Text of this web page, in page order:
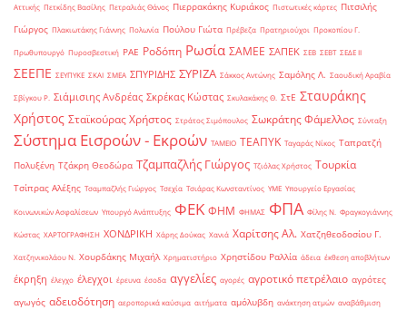
Αττικής Πετκίδης Βασίλης Πετραλιάς Θάνος Πιερρακάκης Κυριάκος Πιστωτικές κάρτες Πιτσιλής
Γιώργος Πλακιωτάκης Γιάννης Πολωνία Πούλου Γιώτα Πρέβεζα Πρατηριούχοι Προκοπίου Γ.
Πρωθυπουργό Πυροσβεστική ΡΑΕ Ροδόπη Ρωσία ΣΑΜΕΕ ΣΑΠΕΚ ΣΕΒ ΣΕΒΤ ΣΕΔΕ ΙΙ
ΣΕΕΠΕ ΣΕΥΠΥΚΕ ΣΚΑΙ ΣΜΕΑ ΣΠΥΡΙΔΗΣ ΣΥΡΙΖΑ Σάκκος Αντώνης Σαμόλης Λ. Σαουδική Αραβία
Σβίγκου Ρ. Σιάμισιης Ανδρέας Σκρέκας Κώστας Σκυλακάκης Θ. ΣτΕ Σταυράκης
Χρήστος Σταϊκούρας Χρήστος Στράτος Σιμόπουλος Σωκράτης Φάμελλος Σύνταξη
Σύστημα Εισροών - Εκροών ΤΑΜΕΙΟ ΤΕΑΠΥΚ Ταγαράς Νίκος Ταπρατζή
Πολυξένη Τζάκρη Θεοδώρα Τζαμπαζλής Γιώργος Τζιόλας Χρήστος Τουρκία
Τσίπρας Αλέξης Τσαμπαζλής Γιώργος Τσεχία Τσιάρας Κωνσταντίνος ΥΜΕ Υπουργείο Εργασίας
Κοινωνικών Ασφαλίσεων Υπουργό Ανάπτυξης ΦΕΚ ΦΗΜ ΦΗΜΑΣ ΦΠΑ Φίλης Ν. Φραγκογιάννης
Κώστας ΧΑΡΤΟΓΡΑΦΗΣΗ ΧΟΝΔΡΙΚΗ Χάρης Δούκας Χανιά Χαρίτσης Αλ. Χατζηθεοδοσίου Γ.
Χατζηνικολάου Ν. Χουρδάκης Μιχαήλ Χρηματιστήριο Χρηστίδου Ραλλία άδεια έκθεση αποβλήτων
έκρηξη έλεγχο έλεγχοι έρευνα έσοδα αγγελίες αγορές αγροτικό πετρέλαιο αγρότες
αγωγός αδειοδότηση αεροπορικά καύσιμα αιτήματα αμόλυβδη ανάκτηση ατμών αναβάθμιση